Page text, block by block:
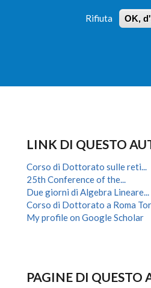
Rifiuta OK,
LINK DI QUESTO
Corso di Dottorato sulle reti...
25th Conference of the...
Due giorni di Algebra Lineare...
Corso di Dottorato a Roma
My profile on Google Scholar
PAGINE DI QUESTO